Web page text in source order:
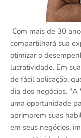
Com mais de 30
compartilhará sua
otimizar o
lucratividade. Em
de fácil aplicação,
dia dos negócios.
uma oportunidade
aprimorem suas
em seus negócios,